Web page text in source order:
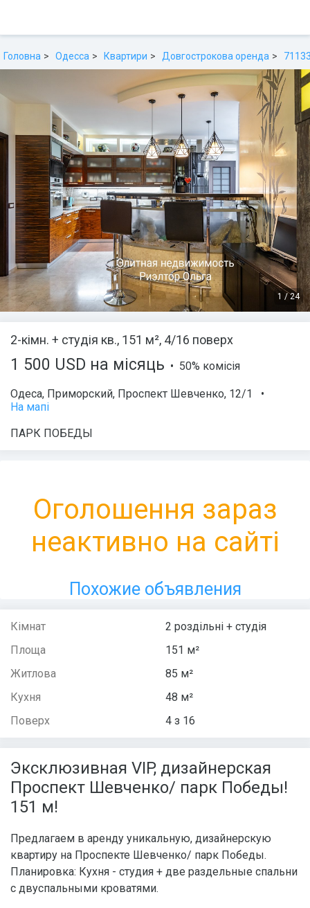
Головна Одесса Квартири Довгострокова оренда
1 /24
2-кімн. + студія кв., 151 м², 4/16 поверх
1 500 USD на місяць • 50% комісія
Одеса, Приморский, Проспект Шевченко, 12/1
•
На мапі
ПАРК ПОБЕДЫ
Оголошення зараз
неактивно на сайті
Похожие объявления
Кімнат
2 роздільні + студія
Площа
151 м²
Житлова
85 м²
Кухня
48 м²
Поверх
4 з 16
Эксклюзивная VIP, дизайнерская
Проспект Шевченко/ парк Победы!
151 м!
Предлагаем в аренду уникальную, дизайнерскую
квартиру на Проспекте Шевченко/ парк Победы.
Планировка: Кухня - студия + две раздельные спальни
с двуспальными кроватями.